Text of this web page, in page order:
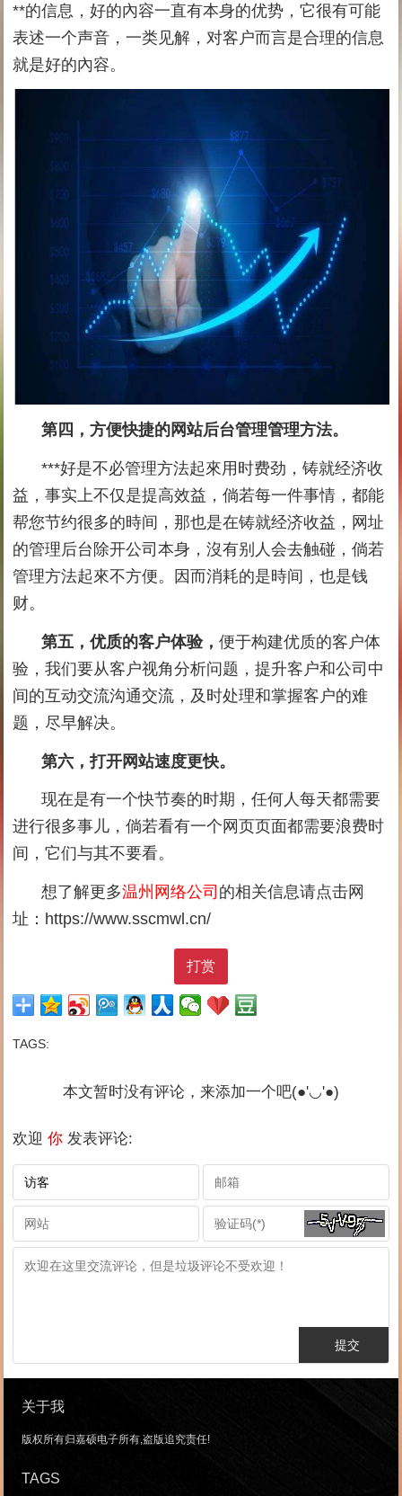
**的信息，好的內容一直有本身的优势，它很有可能
表述一个声音，一类见解，对客户而言是合理的信息
就是好的內容。
第四，方便快捷的网站后台管理管理方法。
***好是不必管理方法起來用时费劲，铸就经济收
益，事实上不仅是提高效益，倘若每一件事情，都能
帮您节约很多的時间，那也是在铸就经济收益，网址
的管理后台除开公司本身，沒有别人会去触碰，倘若
管理方法起來不方便。因而消耗的是時间，也是钱
财。
第五，优质的客户体验， 便于构建优质的客户体
验，我们要从客户视角分析问题，提升客户和公司中
间的互动交流沟通交流，及时处理和掌握客户的难
题，尽早解决。
第六，打开网站速度更快。
现在是有一个快节奏的时期，任何人每天都需要
进行很多事儿，倘若看有一个网页页面都需要浪费时
间，它们与其不要看。
想了解更多温州网络公司 的相关信息请点击网
址： https://www.sscmwl.cn/
打赏
TAGS:
本文暂时没有评论，来添加一个吧(●'◡'●)
欢迎 你 发表评论:
关于我
版权所有归嘉硕电子所有,盗版追究责任!
TAGS